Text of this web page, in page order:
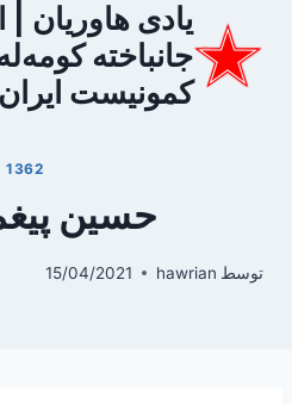
محتوا
یادی هاوریان |
جانباخته
کمونیست ایران
1362
حسین
توسط hawrian
15/04/2021